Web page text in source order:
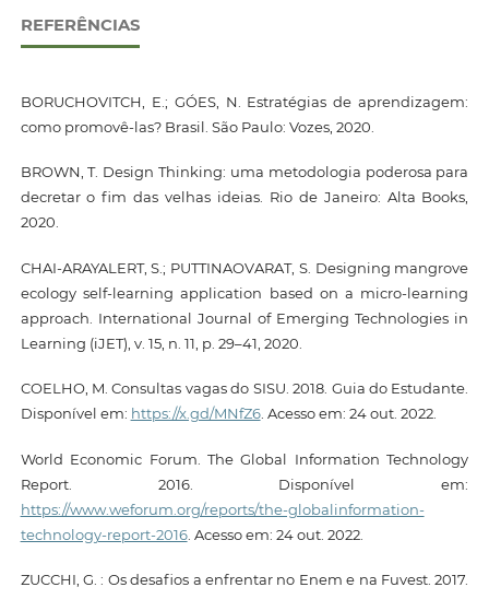
REFERÊNCIAS
BORUCHOVITCH, E.; GÓES, N. Estratégias de aprendizagem:
como promovê-las? Brasil. São Paulo: Vozes, 2020.
BROWN, T. Design Thinking: uma metodologia poderosa para
decretar o fim das velhas ideias. Rio de Janeiro: Alta Books,
2020.
CHAI-ARAYALERT, S.; PUTTINAOVARAT, S. Designing mangrove
ecology self-learning application based on a micro-learning
approach. International Journal of Emerging Technologies in
Learning (iJET), v. 15, n. 11, p. 29–41, 2020.
COELHO, M. Consultas vagas do SISU. 2018. Guia do Estudante.
Disponível em: https://x.gd/MNfZ6. Acesso em: 24 out. 2022.
World Economic Forum. The Global Information Technology
Report. 2016. Disponível em:
https://www.weforum.org/reports/the-globalinformation-
technology-report-2016. Acesso em: 24 out. 2022.
ZUCCHI, G. : Os desafios a enfrentar no Enem e na Fuvest. 2017.